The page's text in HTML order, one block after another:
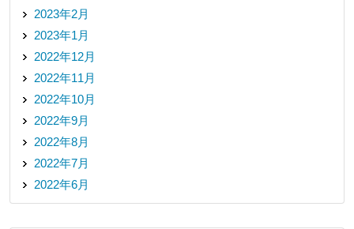
2023年2月
2023年1月
2022年12月
2022年11月
2022年10月
2022年9月
2022年8月
2022年7月
2022年6月